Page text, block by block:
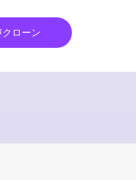
ローン